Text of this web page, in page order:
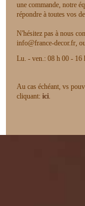
une commande, notre
répondre à toutes vos
N'hésitez pas à nous
info@france-decor.fr,
Lu. - ven.: 08 h 00 - 16
Au cas échéant, vs
cliquant: ici.